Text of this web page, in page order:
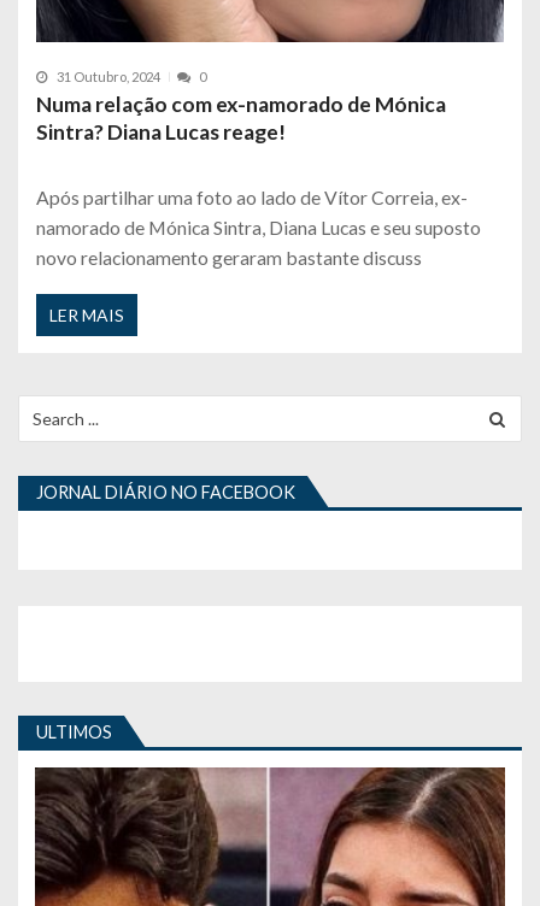
31 Outubro, 2024 0
Numa relação com ex-namorado de Mónica
Sintra? Diana Lucas reage!
Após partilhar uma foto ao lado de Vítor Correia, ex-
namorado de Mónica Sintra, Diana Lucas e seu suposto
novo relacionamento geraram bastante discuss
LER MAIS
for:
JORNAL DIÁRIO NO FACEBOOK
ULTIMOS